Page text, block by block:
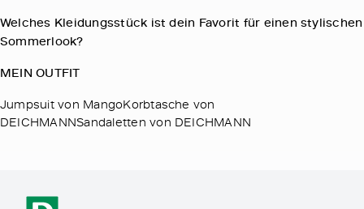
Welches Kleidungsstück ist dein Favorit für einen stylischen
Sommerlook?
MEIN OUTFIT
Jumpsuit von MangoKorbtasche von
DEICHMANNSandaletten von DEICHMANN